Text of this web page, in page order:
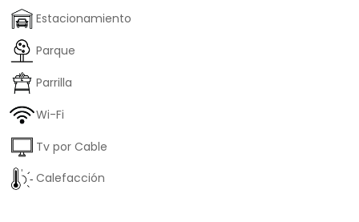
Estacionamiento
Parque
Parrilla
Wi-Fi
Tv por Cable
Calefacción